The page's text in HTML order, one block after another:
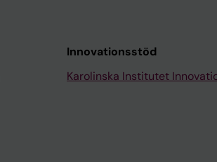
Innovationsstöd
Karolinska Institutet